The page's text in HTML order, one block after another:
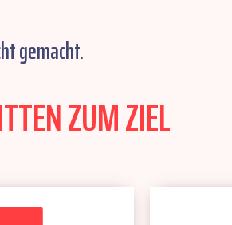
gemacht.
ZUM ZIEL